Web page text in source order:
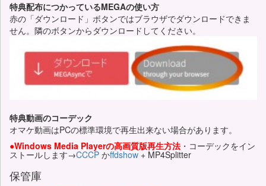
特典配布につかっているMEGAの使い方
赤の「ダウンロード」ボタンではブラウザでダウンロードできま
せん。隣のボタンからダウンロードしてください。
特典動画のコーデック
オマケ動画はPCの標準環境で再生出来ない場合があります。
●Windows Media Playerの高画質版再生方法 ・コーデックをイン
ストールします→CCCP かffdshow + MP4Splitter
保管庫